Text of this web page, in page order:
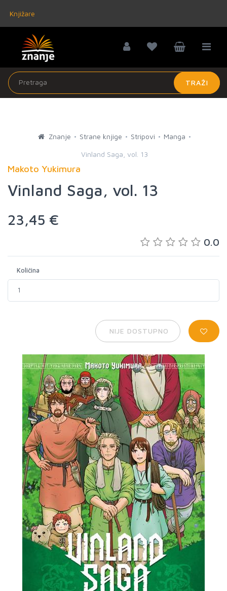
Knjižare
TRAŽI
Znanje Strane knjige Stripovi Manga
Vinland Saga, vol. 13
Makoto Yukimura
Vinland Saga, vol. 13
23,45 €
0.0
Količina
NIJE DOSTUPNO